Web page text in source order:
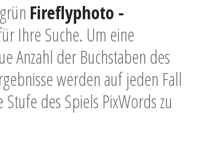
Fireflyphoto -
Ihre Suche. Um eine
Anzahl der Buchstaben des
werden auf jeden Fall
des Spiels PixWords zu